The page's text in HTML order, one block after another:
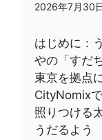
2026年7月30
はじめに：
やの「すだ
東京を拠点
CityNomix
照りつける
うだるよう